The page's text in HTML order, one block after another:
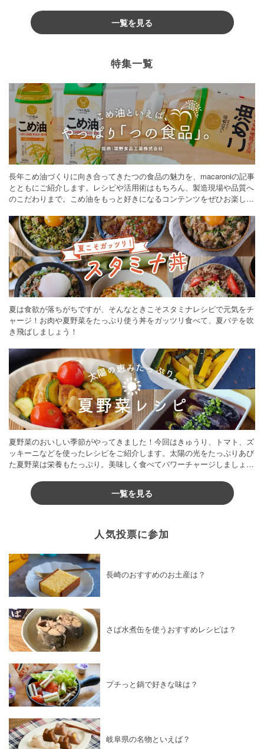
一覧を見る
特集一覧
長年こめ油づくりに向き合ってきたつの食品の魅力を、macaroniの記事
とともにご紹介します。レシピや活用術はもちろん、製造現場や品質へ
のこだわりまで。こめ油をもっと好きになるコンテンツをぜひお楽しみ
夏は食欲が落ちがちですが、そんなときこそスタミナレシピで元気をチ
ャージ！お肉や夏野菜をたっぷり使う丼をガッツリ食べて、夏バテを吹
き飛ばしましょう！
夏野菜のおいしい季節がやってきました！今回はきゅうり、トマト、ズ
ッキーニなどを使ったレシピをご紹介します。太陽の光をたっぷりあび
た夏野菜は栄養もたっぷり。美味しく食べてパワーチャージしましょう
一覧を見る
人気投票に参加
長崎のおすすめのお土産は？
さば水煮缶を使うおすすめレシピは？
プチっと鍋で好きな味は？
岐阜県の名物といえば？